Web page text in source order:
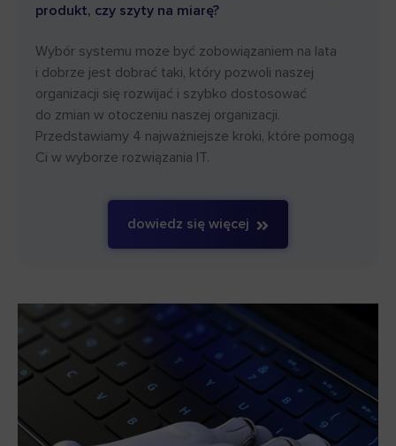
produkt, czy szyty na miarę?
Wybór systemu może być zobowiązaniem na lata
i dobrze jest dobrać taki, który pozwoli naszej
organizacji się rozwijać i szybko dostosować
do zmian w otoczeniu naszej organizacji.
Przedstawiamy 4 najważniejsze kroki, które pomogą
Ci w wyborze rozwiązania IT.
dowiedz się więcej